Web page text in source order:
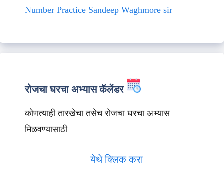
Number Practice Sandeep Waghmore sir
रोजचा घरचा अभ्यास कॅलेंडर
कोणत्याही तारखेचा तसेच रोजचा घरचा अभ्यास
मिळवण्यासाठी
येथे क्लिक करा